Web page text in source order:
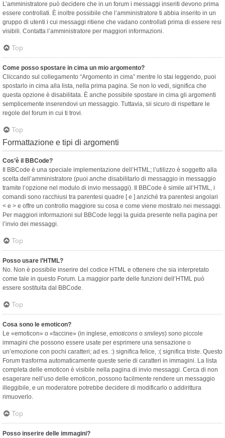
L’amministratore può decidere che in un forum i messaggi inseriti devono prima
essere controllati. È inoltre possibile che l’amministratore ti abbia inserito in un
gruppo di utenti i cui messaggi ritiene che vadano controllati prima di essere resi
visibili. Contatta l’amministratore per maggiori informazioni.
Top
Come posso spostare in cima un mio argomento?
Cliccando sul collegamento “Argomento in cima” mentre lo stai leggendo, puoi
spostarlo in cima alla lista, nella prima pagina. Se non lo vedi, significa che
questa opzione è disabilitata. È anche possibile spostare in cima gli argomenti
semplicemente inserendovi un messaggio. Tuttavia, sii sicuro di rispettare le
regole del forum in cui ti trovi.
Top
Formattazione e tipi di argomenti
Cos’è il BBCode?
Il BBCode è una speciale implementazione dell’HTML; l’utilizzo è soggetto alla
scelta dell’amministratore (puoi anche disabilitarlo di messaggio in messaggio
tramite l’opzione nel modulo di invio messaggi). Il BBCode è simile all’HTML, i
comandi sono racchiusi tra parentesi quadre [ e ] anziché tra parentesi angolari
< e > e offre un controllo maggiore su cosa e come viene mostrato nei messaggi.
Per maggiori informazioni sul BBCode leggi la guida presente nella pagina per
l’invio dei messaggi.
Top
Posso usare l’HTML?
No. Non è possibile inserire del codice HTML e ottenere che sia interpretato
come tale in questo Forum. La maggior parte delle funzioni dell’HTML può
essere sostituita dal BBCode.
Top
Cosa sono le emoticon?
Le «emoticon» o «faccine» (in inglese, emoticons o smileys) sono piccole
immagini che possono essere usate per esprimere una sensazione o
un’emozione con pochi caratteri; ad es. :) significa felice, :( significa triste. Questo
Forum trasforma automaticamente queste serie di caratteri in immagini. La lista
completa delle emoticon è visibile nella pagina di invio messaggi. Cerca di non
esagerare nell’uso delle emoticon, possono facilmente rendere un messaggio
illeggibile, e un moderatore potrebbe decidere di modificarlo o addirittura
rimuoverlo.
Top
Posso inserire delle immagini?